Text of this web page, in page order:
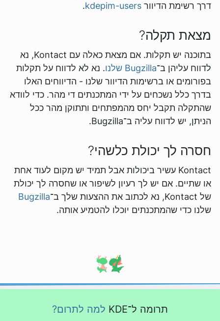
דרך רשימת הדיוור kdepim-users
.
מצאת תקלה?
בתוכנה יש תקלות. אם מצאת כאלה עם Kontact, נא
לדווח עליהן ב־Bugzilla שלנו
. נא לא לדווח על תקלות
בפורומים או ברשימות הדיוור שלנו - הדיווחים האלו
בדרך כלל נשכחים על ידי המתכנתים די מהר. כדי לוודא
שהתקלה תקבל יחס מהמפתחים ותתוקן מהר ככל
הניתן, יש לדווח עליה ב־Bugzilla.
חסרה לך יכולת כלשהי?
Kontact עשיר ביכולות אבל תמיד יש מקום לעוד אחת
או שתיים. אם יש לך רעיון לשיפור או שחסרה לך יכולת
של Kontact, נא לכתוב את ההצעות שלך ב־
Bugzilla
שלנו כדי שהמתכנתים יוכלו להטמיע אותה.
תרומה ל־KDE למה לתרום?